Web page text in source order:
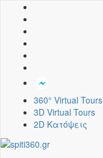
360° Virtual Tours
3D Virtual Tours
2D Κατόψεις